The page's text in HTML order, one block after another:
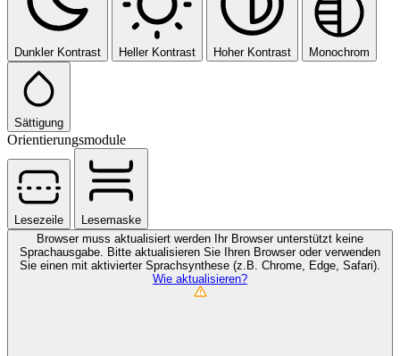
Dunkler Kontrast Heller Kontrast Hoher Kontrast Monochrom
Sättigung
Orientierungsmodule
Lesezeile
Lesemaske
Browser muss aktualisiert werden Ihr Browser unterstützt keine
Sprachausgabe. Bitte aktualisieren Sie Ihren Browser oder verwenden
Sie einen mit aktivierter Sprachsynthese (z.B. Chrome, Edge, Safari).
Wie aktualisieren?